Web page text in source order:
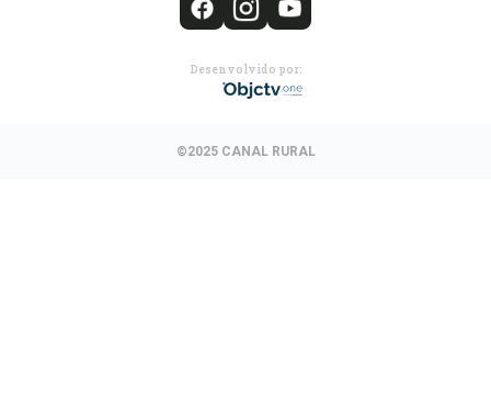
Desenvolvido por:
©2025 CANAL RURAL